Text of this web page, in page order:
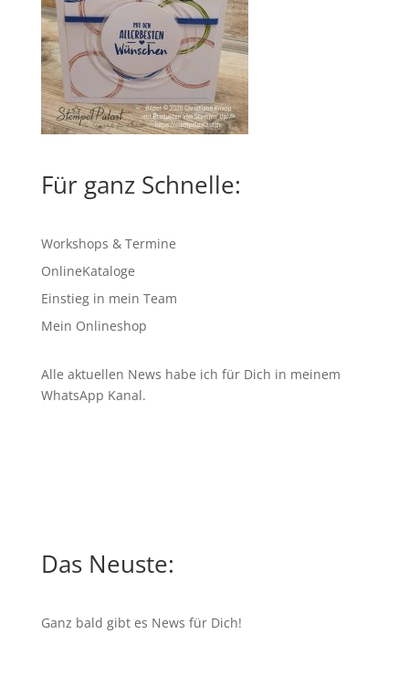
Für ganz Schnelle:
Workshops & Termine
OnlineKataloge
Einstieg in mein Team
Mein Onlineshop
Alle aktuellen News habe ich für Dich in meinem
WhatsApp Kanal.
Das Neuste:
Ganz bald gibt es News für Dich!